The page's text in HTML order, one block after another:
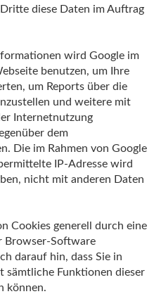
diese Daten im Auftrag
wird Google im
benutzen, um Ihre
um Reports über die
und weitere mit
Internetnutzung
dem
Die im Rahmen von Google
IP-Adresse wird
nicht mit anderen Daten
Cookies generell durch eine
Browser-Software
darauf hin, dass Sie in
sämtliche Funktionen dieser
können.